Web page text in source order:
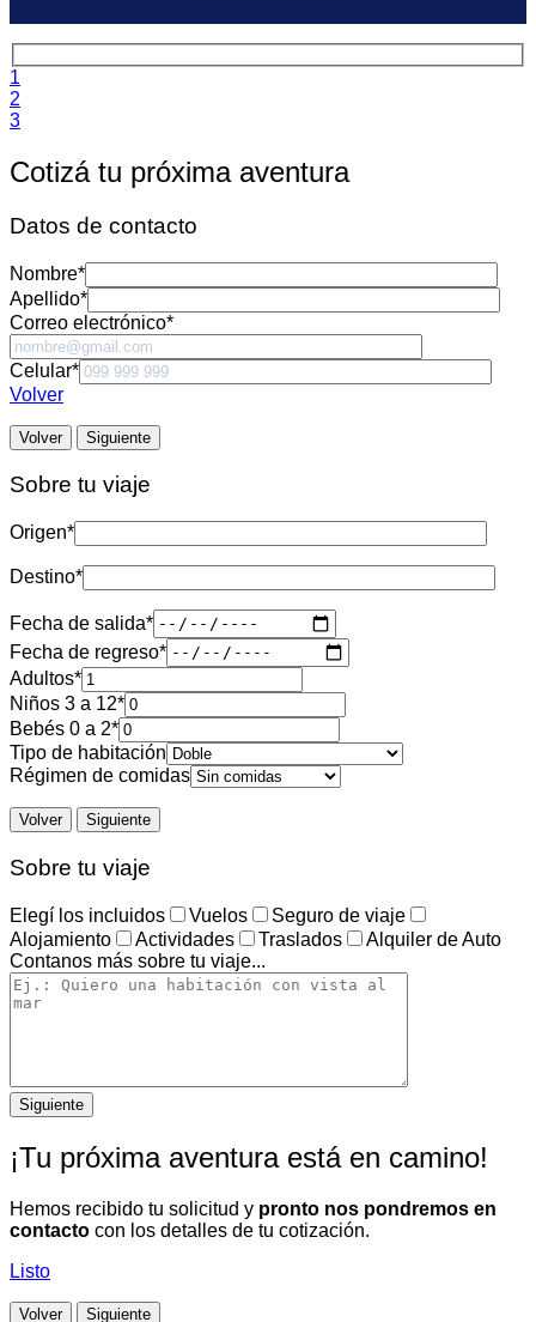
1
2
3
Cotizá tu próxima aventura
Datos de contacto
Nombre*
Apellido*
Correo electrónico*
Celular*
Volver
Volver Siguiente
Sobre tu viaje
Origen*
Destino*
Fecha de salida*
Fecha de regreso*
Adultos*
Niños 3 a 12*
Bebés 0 a 2*
Tipo de habitación
Régimen de comidas
Volver Siguiente
Sobre tu viaje
Elegí los incluidos Vuelos
Seguro de viaje
Alojamiento
Actividades Traslados
Alquiler de Auto
Contanos más sobre tu viaje...
¡Tu próxima aventura está en camino!
Hemos recibido tu solicitud y pronto nos pondremos en
contacto con los detalles de tu cotización.
Listo
Volver Siguiente